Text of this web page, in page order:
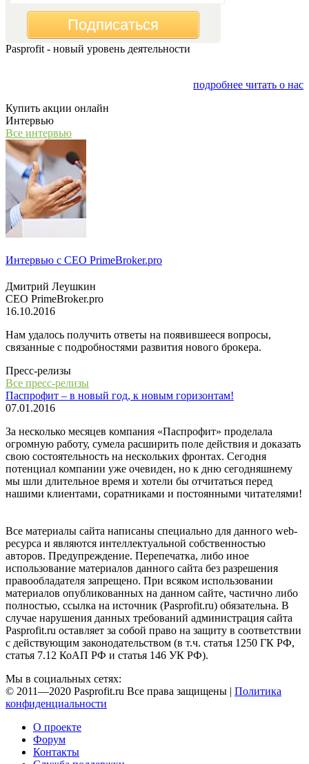
Подписаться
Pasprofit - новый уровень деятельности
подробнее читать о нас
Купить акции онлайн
Интервью
Все интервью
Интервью с СЕО PrimeBroker.pro
Дмитрий Леушкин
СЕО PrimeBroker.pro
16.10.2016
Нам удалось получить ответы на появившееся вопросы,
связанные с подробностями развития нового брокера.
Пресс-релизы
Все пресс-релизы
Паспрофит – в новый год, к новым горизонтам!
07.01.2016
За несколько месяцев компания «Паспрофит» проделала
огромную работу, сумела расширить поле действия и доказать
свою состоятельность на нескольких фронтах. Сегодня
потенциал компании уже очевиден, но к дню сегодняшнему
мы шли длительное время и хотели бы отчитаться перед
нашими клиентами, соратниками и постоянными читателями!
Все материалы сайта написаны специально для данного web-
ресурса и являются интеллектуальной собственностью
авторов. Предупреждение. Перепечатка, либо иное
использование материалов данного сайта без разрешения
правообладателя запрещено. При всяком использовании
материалов опубликованных на данном сайте, частично либо
полностью, ссылка на источник (Pasprofit.ru) обязательна. В
случае нарушения данных требований администрация сайта
Pasprofit.ru оставляет за собой право на защиту в соответствии
с действующим законодательством (в т.ч. статья 1250 ГК РФ,
статья 7.12 КоАП РФ и статья 146 УК РФ).
Мы в социальных сетях:
© 2011—2020 Pasprofit.ru Все права защищены | Политика
конфиденциальности
О проекте
Форум
Контакты